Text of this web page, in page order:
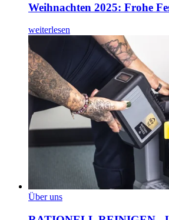
Weihnachten 2025: Frohe
weiterlesen
Über uns